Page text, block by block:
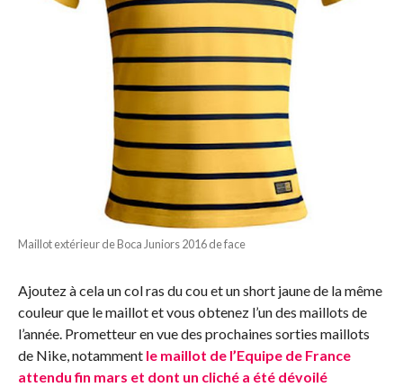
Maillot extérieur de Boca Juniors 2016 de face
Ajoutez à cela un col ras du cou et un short jaune de la même
couleur que le maillot et vous obtenez l’un des maillots de
l’année. Prometteur en vue des prochaines sorties maillots
de Nike, notammentle maillot de l’Equipe de France
attendu fin mars et dont un cliché a été dévoilé